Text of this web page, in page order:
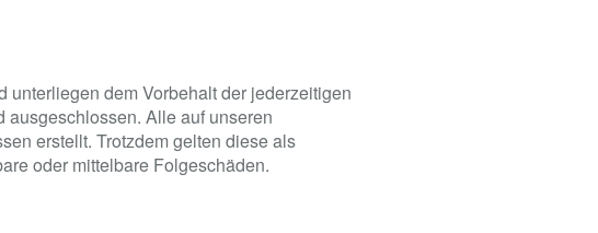
dem Vorbehalt der jederzeitigen
Alle auf unseren
erstellt. Trotzdem gelten diese als
oder mittelbare Folgeschäden.